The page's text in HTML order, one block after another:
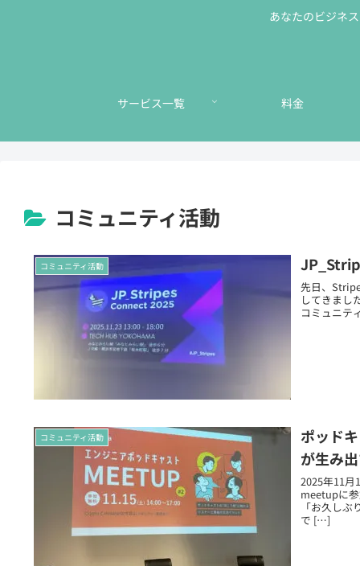
あなたのビジネ
サービス一覧 料金
コミュニティ活動
コミュニティ活動
先日、
してきまし
コミュニテ
コミュニティ活動
ポッド
が生み
2025年11月
meetupに
「お久し
で […]